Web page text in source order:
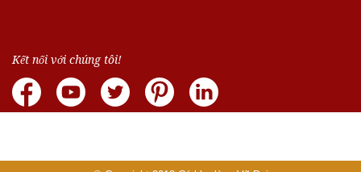
Kết nối với chúng tôi!